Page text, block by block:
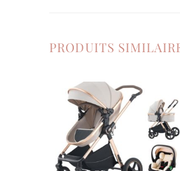
PRODUITS
Ajouter
à la
liste de